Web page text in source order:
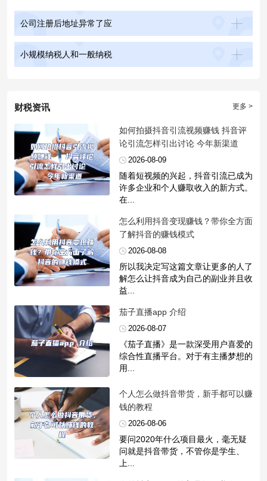
公司注册后地址异常了应
小规模纳税人和一般纳税
更多 >
财税资讯
​如何拍摄抖音引流视频赚钱 抖音评
论引流怎样引出讨论 今年新渠道
2026-08-09
随着短视频的兴起，抖音引流已成为
许多企业和个人赚取收入的新方式。
在...
​怎么利用抖音变现赚钱？带你全方面
了解抖音的赚钱模式
2026-08-08
所以我决定写这篇文章让更多的人了
解怎么让抖音成为自己的副业并且收
益...
​茄子直播app 介绍
2026-08-07
《茄子直播》是一款深受用户喜爱的
综合性直播平台。对于有主播梦想的
用...
​个人怎么做抖音带货，新手都可以赚
钱的教程
2026-08-06
要问2020年什么项目最火，毫无疑
问就是抖音带货，不管你是学生、
上...